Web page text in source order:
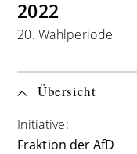
2022
20. Wahlperiode
Übersicht
Initiative:
Fraktion der AfD